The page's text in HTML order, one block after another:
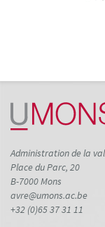
Administration de la
Place du Parc, 20
B-7000 Mons
avre@umons.ac.be
+32 (0)65 37 31 11